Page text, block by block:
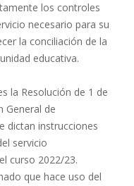
los controles
necesario para su
la conciliación de la
educativa.
la Resolución de 1 de
General de
dictan instrucciones
servicio
curso 2022/23.
que hace uso del